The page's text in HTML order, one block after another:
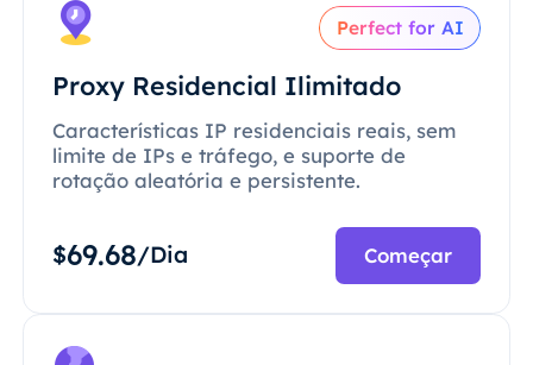
Perfect for AI
Proxy Residencial Ilimitado
Características IP residenciais reais, sem
limite de IPs e tráfego, e suporte de
rotação aleatória e persistente.
$69.68/Dia Começar